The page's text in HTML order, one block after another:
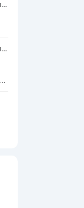
Майнкрафт ПЕ 26.50.24 [Тестовая версия]
Майнкрафт ПЕ 26.50.24 [Тестовая версия]